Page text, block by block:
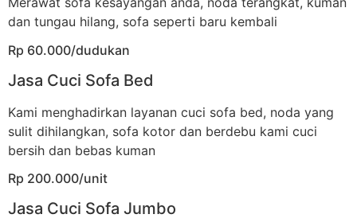
dan tungau hilang, sofa seperti baru kembali
Rp 60.000/dudukan
Jasa Cuci Sofa Bed
Kami menghadirkan layanan cuci sofa bed, noda yang
sulit dihilangkan, sofa kotor dan berdebu kami cuci
bersih dan bebas kuman
Rp 200.000/unit
Jasa Cuci Sofa Jumbo